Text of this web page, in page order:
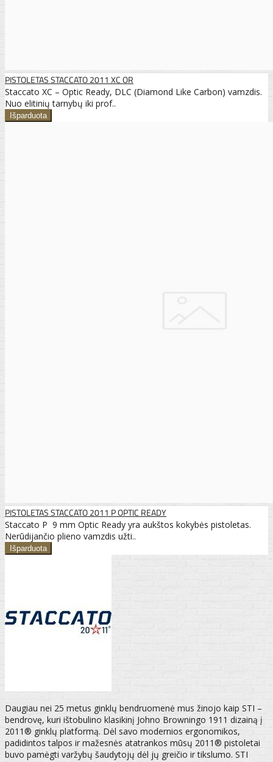
PISTOLETAS STACCATO 2011 XC OR
Staccato XC – Optic Ready, DLC (Diamond Like Carbon) vamzdis.
Nuo elitinių tarnybų iki prof..
PISTOLETAS STACCATO 2011 P OPTIC READY
Staccato P 9 mm Optic Ready yra aukštos kokybės pistoletas.
Nerūdijančio plieno vamzdis užti..
Daugiau nei 25 metus ginklų bendruomenė mus žinojo kaip STI –
bendrovę, kuri ištobulino klasikinį Johno Browningo 1911 dizainą į
2011® ginklų platformą. Dėl savo modernios ergonomikos,
padidintos talpos ir mažesnės atatrankos mūsų 2011® pistoletai
buvo pamėgti varžybų šaudytojų dėl jų greičio ir tikslumo. STI